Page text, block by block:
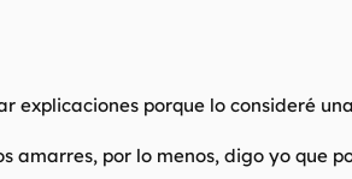
explicaciones porque lo consideré
amarres, por lo menos, digo yo que